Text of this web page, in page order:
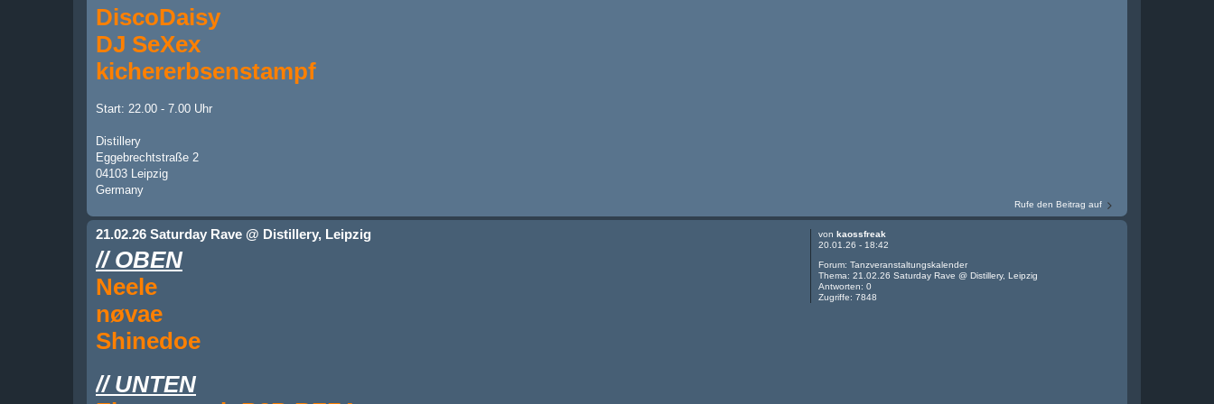
DiscoDaisy
DJ SeXex
kichererbsenstampf
Start: 22.00 - 7.00 Uhr
Distillery
Eggebrechtstraße 2
04103 Leipzig
Germany
Rufe den Beitrag auf
vonkaossfreak
20.01.26 - 18:42
Forum:Tanzveranstaltungskalender
Thema:21.02.26 Saturday Rave @ Distillery, Leipzig
Antworten:0
Zugriffe:7848
21.02.26 Saturday Rave @ Distillery, Leipzig
// OBEN
Neele
nøvae
Shinedoe
// UNTEN